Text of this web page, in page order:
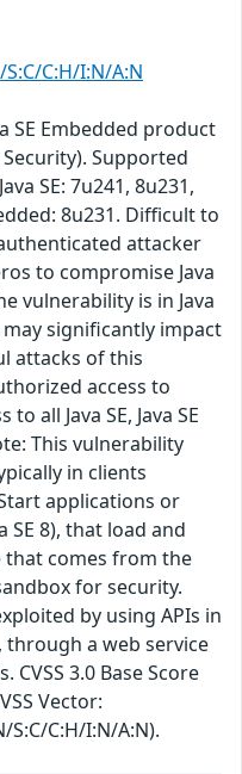
S:C/C:H/I:N/A:N
SE Embedded product
Supported
SE: 7u241, 8u231,
8u231. Difficult to
attacker
to compromise Java
vulnerability is in Java
may significantly impact
attacks of this
access to
all Java SE, Java SE
This vulnerability
in clients
applications or
SE 8), that load and
that comes from the
for security.
by using APIs in
through a web service
3.0 Base Score
Vector:
S:C/C:H/I:N/A:N).